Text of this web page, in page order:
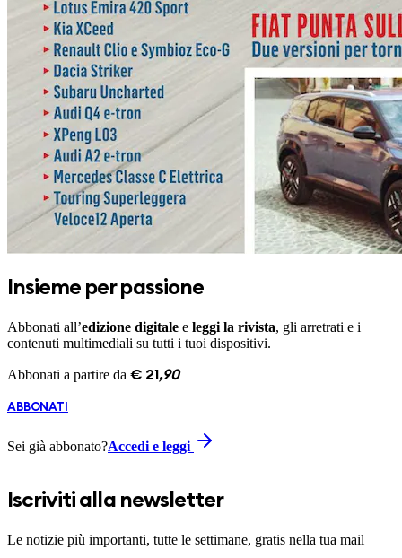
Insieme per passione
Abbonati all’edizione digitale e leggi la rivista, gli arretrati e i
contenuti multimediali su tutti i tuoi dispositivi.
Abbonati a partire da € 21 ,90
ABBONATI
Sei già abbonato?Accedi e leggi
Iscriviti alla newsletter
Le notizie più importanti, tutte le settimane, gratis nella tua mail